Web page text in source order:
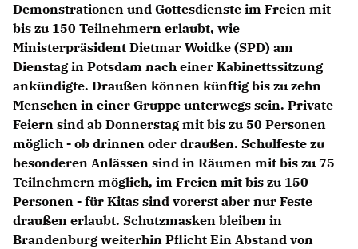
Demonstrationen und Gottesdienste im Freien mit
bis zu 150 Teilnehmern erlaubt, wie
Ministerpräsident Dietmar Woidke (SPD) am
Dienstag in Potsdam nach einer Kabinettssitzung
ankündigte. Draußen können künftig bis zu zehn
Menschen in einer Gruppe unterwegs sein. Private
Feiern sind ab Donnerstag mit bis zu 50 Personen
möglich - ob drinnen oder draußen. Schulfeste zu
besonderen Anlässen sind in Räumen mit bis zu 75
Teilnehmern möglich, im Freien mit bis zu 150
Personen - für Kitas sind vorerst aber nur Feste
draußen erlaubt. Schutzmasken bleiben in
Brandenburg weiterhin Pflicht Ein Abstand von